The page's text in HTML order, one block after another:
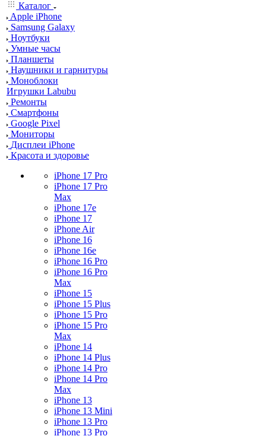
Каталог
Apple iPhone
Samsung Galaxy
Ноутбуки
Умные часы
Планшеты
Наушники и гарнитуры
Моноблоки
Игрушки Labubu
Ремонты
Смартфоны
Google Pixel
Мониторы
Дисплеи iPhone
Красота и здоровье
iPhone 17 Pro
iPhone 17 Pro
Max
iPhone 17e
iPhone 17
iPhone Air
iPhone 16
iPhone 16e
iPhone 16 Pro
iPhone 16 Pro
Max
iPhone 15
iPhone 15 Plus
iPhone 15 Pro
iPhone 15 Pro
Max
iPhone 14
iPhone 14 Plus
iPhone 14 Pro
iPhone 14 Pro
Max
iPhone 13
iPhone 13 Mini
iPhone 13 Pro
iPhone 13 Pro